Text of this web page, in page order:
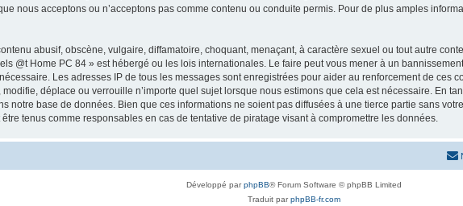
nous acceptons ou n’acceptons pas comme contenu ou conduite permis. Pour de plus amples
abusif, obscène, vulgaire, diffamatoire, choquant, menaçant, à caractère sexuel ou tout autre
@t Home PC 84 » est hébergé ou les lois internationales. Le faire peut vous mener à un
Les adresses IP de tous les messages sont enregistrées pour aider au renforcement de ces
déplace ou verrouille n’importe quel sujet lorsque nous estimons que cela est nécessaire. En
notre base de données. Bien que ces informations ne soient pas diffusées à une tierce partie sans
tenus comme responsables en cas de tentative de piratage visant à compromettre les données.
Développé parphpBB® Forum Software © phpBB Limited
Traduit parphpBB-fr.com